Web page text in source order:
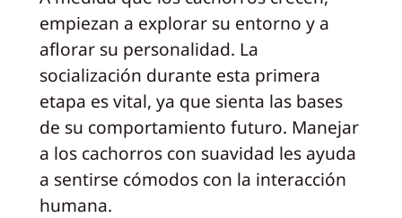
empiezan a explorar su entorno y a
aflorar su personalidad. La
socialización durante esta primera
etapa es vital, ya que sienta las bases
de su comportamiento futuro. Manejar
a los cachorros con suavidad les ayuda
a sentirse cómodos con la interacción
humana.